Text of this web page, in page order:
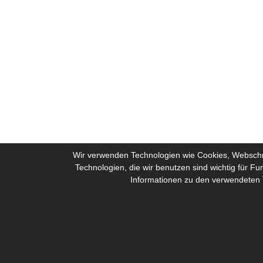
Wir verwenden Technologien wie Cookies,
Technologien, die wir benutzen sind wichtig für
Informationen zu den